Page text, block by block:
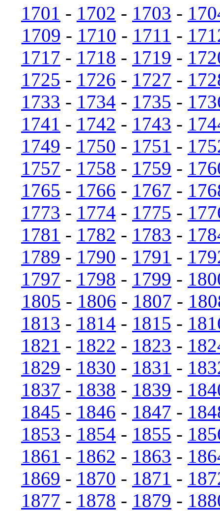
1701 - 1702 - 1703 -
1709 - 1710 - 1711 -
1717 - 1718 - 1719 -
1725 - 1726 - 1727 -
1733 - 1734 - 1735 -
1741 - 1742 - 1743 -
1749 - 1750 - 1751 -
1757 - 1758 - 1759 -
1765 - 1766 - 1767 -
1773 - 1774 - 1775 -
1781 - 1782 - 1783 -
1789 - 1790 - 1791 -
1797 - 1798 - 1799 -
1805 - 1806 - 1807 -
1813 - 1814 - 1815 -
1821 - 1822 - 1823 -
1829 - 1830 - 1831 -
1837 - 1838 - 1839 -
1845 - 1846 - 1847 -
1853 - 1854 - 1855 -
1861 - 1862 - 1863 -
1869 - 1870 - 1871 -
1877 - 1878 - 1879 -